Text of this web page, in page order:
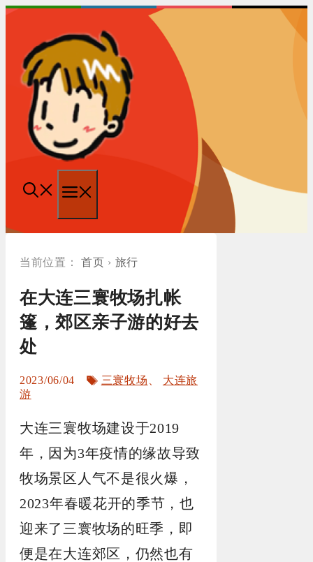
跳
单
首页 › 旅行
在大连三寰牧场扎帐
篷，郊区亲子游的好去
处
2023/06/04
标
三寰牧场
大连旅
游
大连三寰牧场建设于2019
年，因为3年疫情的缘故导致
牧场景区人气不是很火爆，
2023年春暖花开的季节，也
迎来了三寰牧场的旺季，即
便是在大连郊区，仍然也有